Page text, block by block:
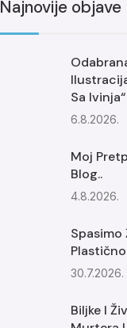
Najnovije objave
Sa Ivinja“
6.8.2026.
Moj
Blog..
4.8.2026.
Spasimo
30.7.2026.
Biljke I